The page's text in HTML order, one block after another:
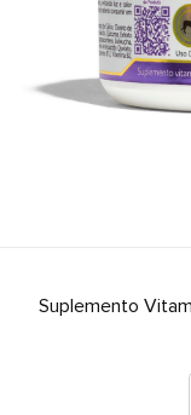
Suplemento